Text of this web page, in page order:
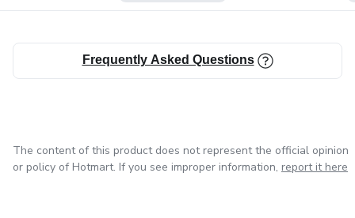
Frequently Asked Questions
The content of this product does not represent the official opinion
or policy of Hotmart. If you see improper information, report it here